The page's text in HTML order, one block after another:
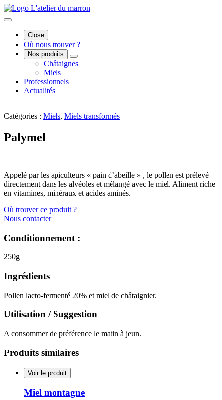
Close
Où nous trouver ?
Nos produits
Châtaignes
Miels
Professionnels
Actualités
Catégories : Miels, Miels transformés
Palymel
Appelé par les apiculteurs « pain d’abeille » , le pollen est prélevé
directement dans les alvéoles et mélangé avec le miel. Aliment riche
en vitamines, minéraux et acides aminés.
Où trouver ce produit ?
Nous contacter
Conditionnement :
250g
Ingrédients
Pollen lacto-fermenté 20% et miel de châtaignier.
Utilisation / Suggestion
A consommer de préférence le matin à jeun.
Produits similaires
Voir le produit
Miel montagne